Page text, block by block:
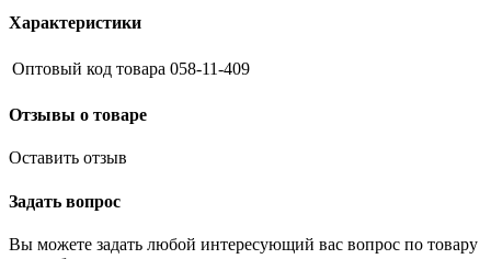
Характеристики
Оптовый код товара 058-11-409
Отзывы о товаре
Оставить отзыв
Задать вопрос
Вы можете задать любой интересующий вас вопрос по товару